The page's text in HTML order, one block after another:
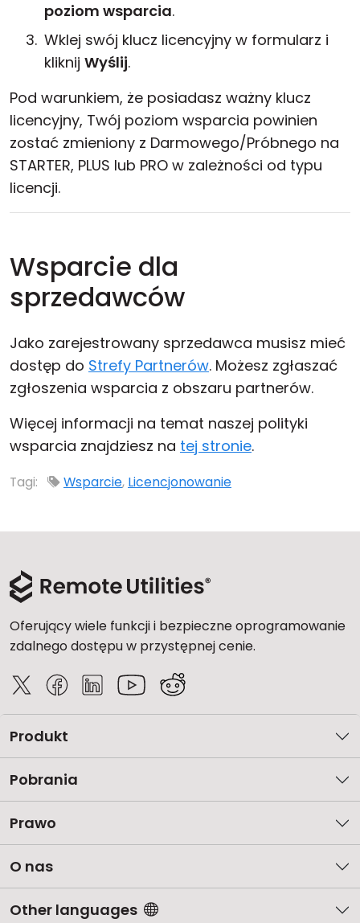
poziom wsparcia.
Wklej swój klucz licencyjny w formularz i
kliknij Wyślij.
Pod warunkiem, że posiadasz ważny klucz
licencyjny, Twój poziom wsparcia powinien
zostać zmieniony z Darmowego/Próbnego na
STARTER, PLUS lub PRO w zależności od typu
licencji.
Wsparcie dla
sprzedawców
Jako zarejestrowany sprzedawca musisz mieć
dostęp do Strefy Partnerów. Możesz zgłaszać
zgłoszenia wsparcia z obszaru partnerów.
Więcej informacji na temat naszej polityki
wsparcia znajdziesz na tej stronie.
Tagi: Wsparcie, Licencjonowanie
Oferujący wiele funkcji i bezpieczne oprogramowanie
zdalnego dostępu w przystępnej cenie.
Produkt
Pobrania
Prawo
O nas
Other languages